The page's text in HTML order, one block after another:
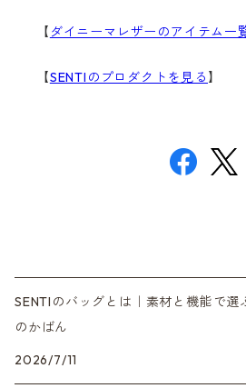
【 ダイニーマレザーのアイテム一
【SENTIのプロダクトを見る 】
SENTIのバッグとは｜素材と機能で選
のかばん
2026/7/11